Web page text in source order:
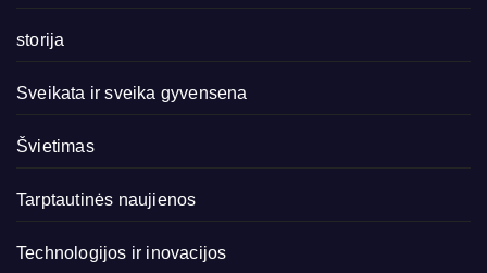
storija
Sveikata ir sveika gyvensena
Švietimas
Tarptautinės naujienos
Technologijos ir inovacijos